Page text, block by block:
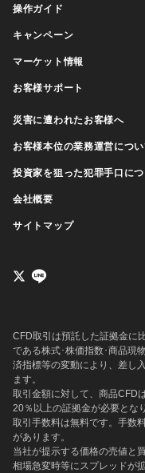
操作ガイド
キャンペーン
マーケット情報
お客様サポート
災害に遭われたお客様へ
お客様本位の業務運営につい
投資家を狙った犯罪手口に
会社概要
サイトマップ
CFD取引は預託した証拠金に
である株式･株価指数･商品現
済指標等の変動により、差し
ます。
取引金額に対して、商品CFD
20％以上の証拠金が必要とな
取引手数料は無料です。手数
があります。
当社が提示する価格の売値と
相場急変時等にスプレッドが